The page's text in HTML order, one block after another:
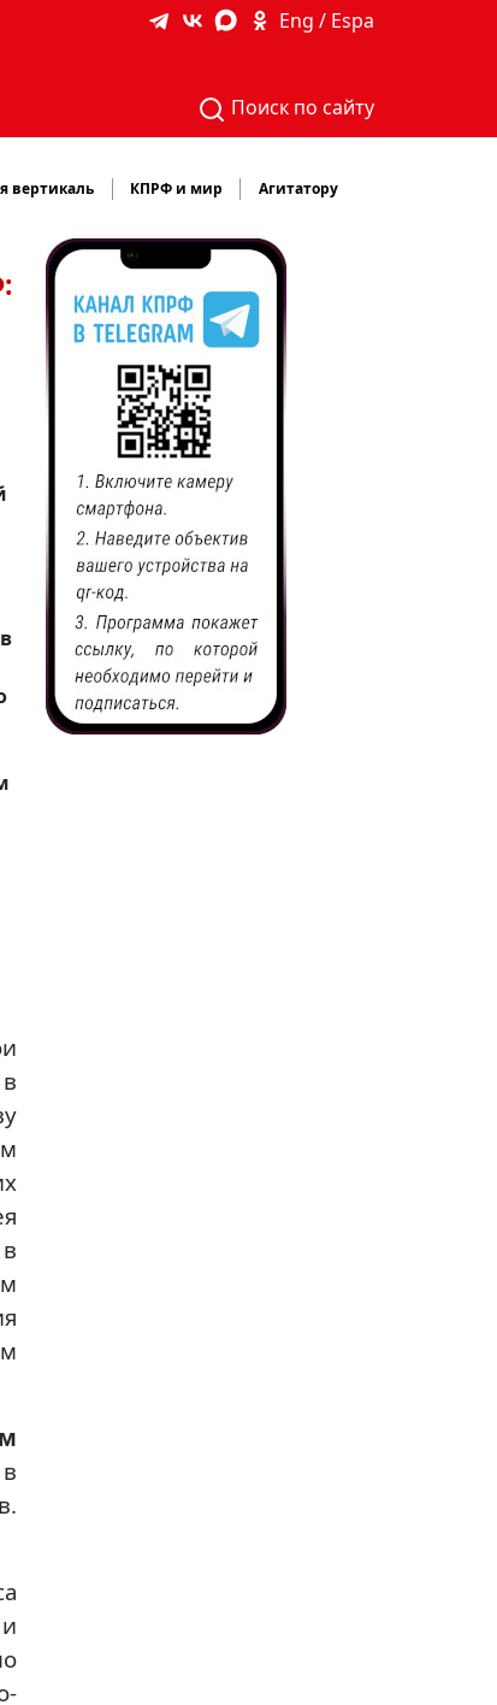
Eng / Espa
Поиск по сайту
вертикаль КПРФ и мир Агитатору